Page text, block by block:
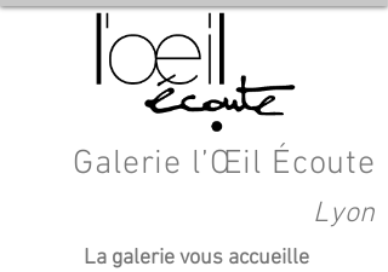
Galerie l’Œil Écoute
Lyon
La galerie vous accueille